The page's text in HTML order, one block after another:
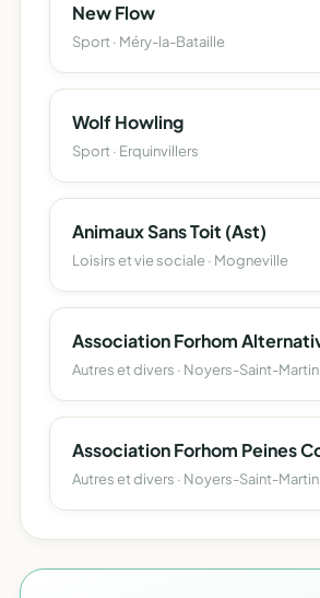
New Flow
Sport · Méry-la-Bataille
Wolf Howling
Sport · Erquinvillers
Animaux Sans Toit (Ast)
Loisirs et vie sociale · Mogneville
Autres et divers · Noyers-Saint-Martin
Autres et divers · Noyers-Saint-Martin